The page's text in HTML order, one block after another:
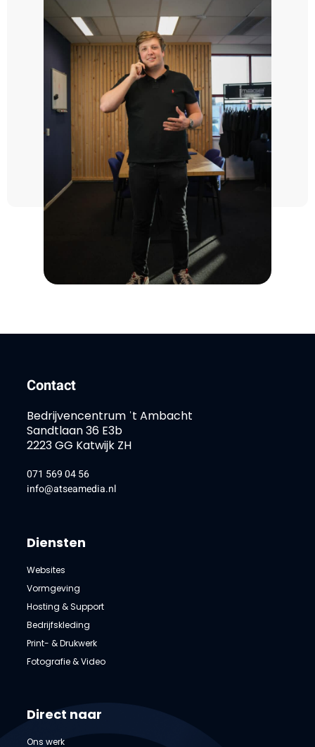
Contact
Bedrijvencentrum ˈt Ambacht
Sandtlaan 36 E3b
2223 GG Katwijk ZH
071 569 04 56
info@atseamedia.nl
Diensten
Websites
Vormgeving
Hosting & Support
Bedrijfskleding
Print- & Drukwerk
Fotografie & Video
Direct naar
Ons werk